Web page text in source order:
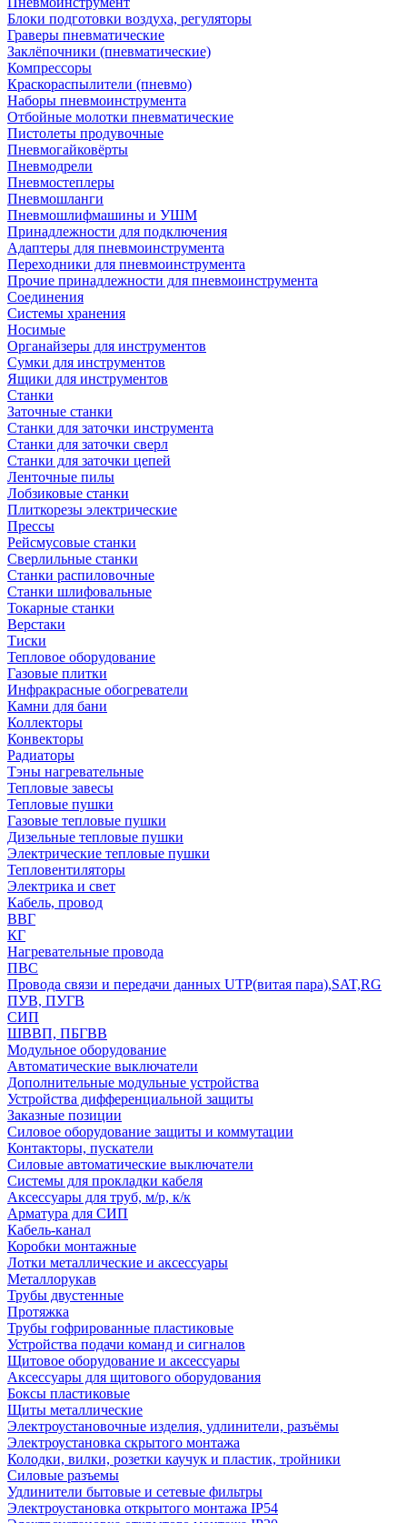
Блоки подготовки воздуха, регуляторы
Граверы пневматические
Заклёпочники (пневматические)
Компрессоры
Краскораспылители (пневмо)
Наборы пневмоинструмента
Отбойные молотки пневматические
Пистолеты продувочные
Пневмогайковёрты
Пневмодрели
Пневмостеплеры
Пневмошланги
Пневмошлифмашины и УШМ
Принадлежности для подключения
Адаптеры для пневмоинструмента
Переходники для пневмоинструмента
Прочие принадлежности для пневмоинструмента
Соединения
Системы хранения
Носимые
Органайзеры для инструментов
Сумки для инструментов
Ящики для инструментов
Станки
Заточные станки
Станки для заточки инструмента
Станки для заточки сверл
Станки для заточки цепей
Ленточные пилы
Лобзиковые станки
Плиткорезы электрические
Прессы
Рейсмусовые станки
Сверлильные станки
Станки распиловочные
Станки шлифовальные
Токарные станки
Верстаки
Тиски
Тепловое оборудование
Газовые плитки
Инфракрасные обогреватели
Камни для бани
Коллекторы
Конвекторы
Радиаторы
Тэны нагревательные
Тепловые завесы
Тепловые пушки
Газовые тепловые пушки
Дизельные тепловые пушки
Электрические тепловые пушки
Тепловентиляторы
Электрика и свет
Кабель, провод
ВВГ
КГ
Нагревательные провода
ПВС
Провода связи и передачи данных UTP(витая пара),SAT,RG
ПУВ, ПУГВ
СИП
ШВВП, ПБГВВ
Модульное оборудование
Автоматические выключатели
Дополнительные модульные устройства
Устройства дифференциальной защиты
Заказные позиции
Силовое оборудование защиты и коммутации
Контакторы, пускатели
Силовые автоматические выключатели
Системы для прокладки кабеля
Аксессуары для труб, м/р, к/к
Арматура для СИП
Кабель-канал
Коробки монтажные
Лотки металлические и аксессуары
Металлорукав
Трубы двустенные
Протяжка
Трубы гофрированные пластиковые
Устройства подачи команд и сигналов
Щитовое оборудование и аксессуары
Аксессуары для щитового оборудования
Боксы пластиковые
Щиты металлические
Электроустановочные изделия, удлинители, разъёмы
Электроустановка скрытого монтажа
Колодки, вилки, розетки каучук и пластик, тройники
Силовые разъемы
Удлинители бытовые и сетевые фильтры
Электроустановка открытого монтажа IP54